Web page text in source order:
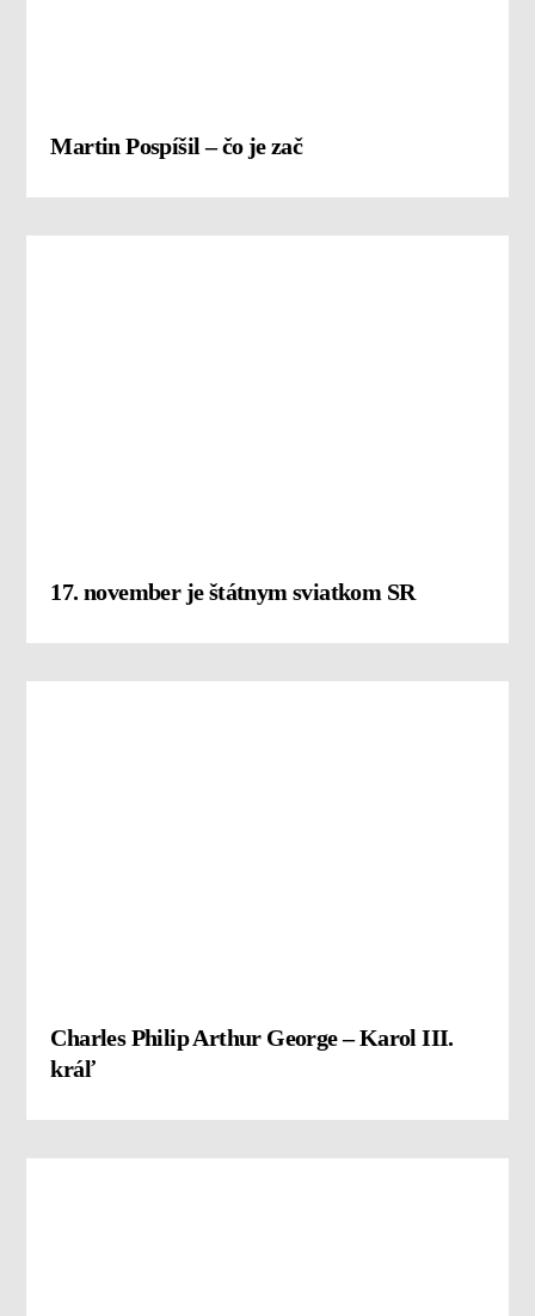
Martin Pospíšil – čo je zač
17. november je štátnym sviatkom SR
Charles Philip Arthur George – Karol III.
kráľ